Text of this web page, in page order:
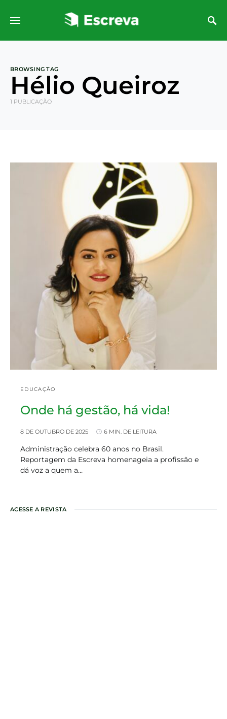
BROWSING TAG
Hélio Queiroz
1 PUBLICAÇÃO
EDUCAÇÃO
Onde há gestão, há vida!
8 DE OUTUBRO DE 2025 6 MIN. DE LEITURA
Administração celebra 60 anos no Brasil.
Reportagem da Escreva homenageia a profissão e
dá voz a quem a…
ACESSE A REVISTA